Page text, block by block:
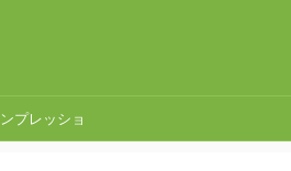
プレッショ